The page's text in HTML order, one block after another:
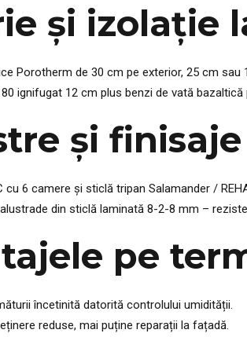
și izolație
Porotherm de 30 cm pe exterior, 25 cm sau
ignifugat 12 cm plus benzi de vată
și
cu 6 camere și sticlă tripan Salamander /
din sticlă laminată 8-2-8 mm –
pe
încetinită datorită controlului umidității.
reduse, mai puține reparații la fațadă.